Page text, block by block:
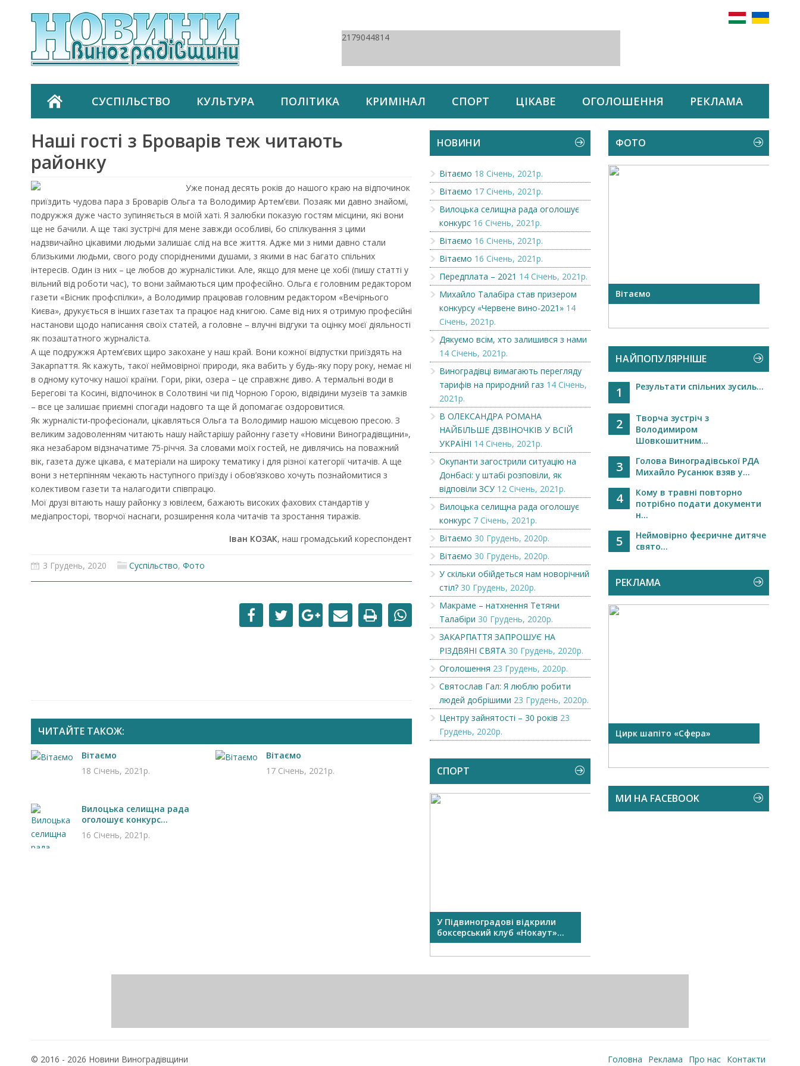
2179044814
СУСПІЛЬСТВО КУЛЬТУРА ПОЛІТИКА КРИМІНАЛ СПОРТ ЦІКАВЕ ОГОЛОШЕННЯ РЕКЛАМА
Наші гості з Броварів теж читають
районку
Уже понад десять років до нашого краю на відпочинок
приїздить чудова пара з Броварів Ольга та Володимир Артем’єви. Позаяк ми давно знайомі,
подружжя дуже часто зупиняється в моїй хаті. Я залюбки показую гостям місцини, які вони
ще не бачили. А ще такі зустрічі для мене завжди особливі, бо спілкування з цими
надзвичайно цікавими людьми залишає слід на все життя. Адже ми з ними давно стали
близькими людьми, свого роду спорідненими душами, з якими в нас багато спільних
інтересів. Один із них – це любов до журналістики. Але, якщо для мене це хобі (пишу статті у
вільний від роботи час), то вони займаються цим професійно. Ольга є головним редактором
газети «Вісник профспілки», а Володимир працював головним редактором «Вечірнього
Києва», друкується в інших газетах та працює над книгою. Саме від них я отримую професійні
настанови щодо написання своїх статей, а головне – влучні відгуки та оцінку моєї діяльності
як позаштатного журналіста.
А ще подружжя Артем’євих щиро закохане у наш край. Вони кожної відпустки приїздять на
Закарпаття. Як кажуть, такої неймовірної природи, яка вабить у будь-яку пору року, немає ні
в одному куточку нашої країни. Гори, ріки, озера – це справжнє диво. А термальні води в
Берегові та Косині, відпочинок в Солотвині чи під Чорною Горою, відвідини музеїв та замків
– все це залишає приємні спогади надовго та ще й допомагає оздоровитися.
Як журналісти-професіонали, цікавляться Ольга та Володимир нашою місцевою пресою. З
великим задоволенням читають нашу найстарішу районну газету «Новини Виноградівщини»,
яка незабаром відзначатиме 75-річчя. За словами моїх гостей, не дивлячись на поважний
вік, газета дуже цікава, є матеріали на широку тематику і для різної категорії читачів. А ще
вони з нетерпінням чекають наступного приїзду і обов’язково хочуть познайомитися з
колективом газети та налагодити співпрацю.
Мої друзі вітають нашу районку з ювілеєм, бажають високих фахових стандартів у
медіапросторі, творчої наснаги, розширення кола читачів та зростання тиражів.
Іван КОЗАК, наш громадський кореспондент
3 Грудень, 2020 Суспільство, Фото
ЧИТАЙТЕ ТАКОЖ:
Вітаємо
18 Січень, 2021р.
Вітаємо
17 Січень, 2021р.
Вилоцька селищна рада
оголошує конкурс...
16 Січень, 2021р.
НОВИНИ
Вітаємо 18 Січень, 2021р.
Вітаємо 17 Січень, 2021р.
Вилоцька селищна рада оголошує
конкурс 16 Січень, 2021р.
Вітаємо 16 Січень, 2021р.
Вітаємо 16 Січень, 2021р.
Передплата – 2021 14 Січень, 2021р.
Михайло Талабіра став призером
конкурсу «Червене вино-2021» 14
Січень, 2021р.
Дякуємо всім, хто залишився з нами
14 Січень, 2021р.
Виноградівці вимагають перегляду
тарифів на природний газ 14 Січень,
2021р.
В ОЛЕКСАНДРА РОМАНА
НАЙБІЛЬШЕ ДЗВІНОЧКІВ У ВСІЙ
УКРАЇНІ 14 Січень, 2021р.
Окупанти загострили ситуацію на
Донбасі: у штабі розповіли, як
відповіли ЗСУ 12 Січень, 2021р.
Вилоцька селищна рада оголошує
конкурс 7 Січень, 2021р.
Вітаємо 30 Грудень, 2020р.
Вітаємо 30 Грудень, 2020р.
У скільки обійдеться нам новорічний
стіл? 30 Грудень, 2020р.
Макраме – натхнення Тетяни
Талабіри 30 Грудень, 2020р.
ЗАКАРПАТТЯ ЗАПРОШУЄ НА
РІЗДВЯНІ СВЯТА 30 Грудень, 2020р.
Оголошення 23 Грудень, 2020р.
Святослав Гал: Я люблю робити
людей добрішими 23 Грудень, 2020р.
Центру зайнятості – 30 років 23
Грудень, 2020р.
СПОРТ
У Підвиноградові відкрили
боксерський клуб «Нокаут»...
ФОТО
Вітаємо Вітаємо Вітаємо
НАЙПОПУЛЯРНІШЕ
1 Результати спільних зусиль...
2
Творча зустріч з
Володимиром
Шовкошитним...
3
Голова Виноградівської РДА
Михайло Русанюк взяв у...
4
Кому в травні повторно
потрібно подати документи
н...
5
Неймовірно феєричне дитяче
свято...
РЕКЛАМА
Чехію
Викупимо бруньки чорної
смородини...
Цирк шапіто «Сфера»
МИ НА FACEBOOK
© 2016 - 2026 Новини Виноградівщини Головна Реклама Про нас Контакти